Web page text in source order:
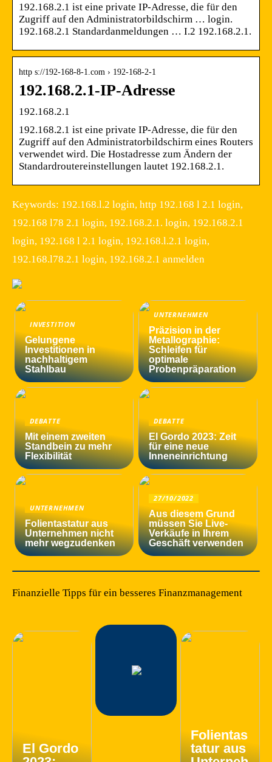
192.168.2.1 ist eine private IP-Adresse, die für den
Zugriff auf den Administratorbildschirm … login.
192.168.2.1 Standardanmeldungen … I.2 192.168.2.1.
http s://192-168-8-1.com › 192-168-2-1
192.168.2.1-IP-Adresse
192.168.2.1
192.168.2.1 ist eine private IP-Adresse, die für den
Zugriff auf den Administratorbildschirm eines Routers
verwendet wird. Die Hostadresse zum Ändern der
Standardroutereinstellungen lautet 192.168.2.1.
Keywords: 192.168.l.2 login, http 192.168 l 2.1 login,
192.168 l78 2.1 login, 192.168.2.1. login, 192.168.2.1
login, 192.168 l 2.1 login, 192.168.l.2.1 login,
192.168.l78.2.1 login, 192.168.2.1 anmelden
INVESTITION
Gelungene
Investitionen in
nachhaltigem
Stahlbau
UNTERNEHMEN
Präzision in der
Metallographie:
Schleifen für
optimale
Probenpräparation
DEBATTE
Mit einem zweiten
Standbein zu mehr
Flexibilität
DEBATTE
El Gordo 2023: Zeit
für eine neue
Inneneinrichtung
UNTERNEHMEN
Folientastatur aus
Unternehmen nicht
mehr wegzudenken
27/10/2022
Aus diesem Grund
müssen Sie Live-
Verkäufe in Ihrem
Geschäft verwenden
Finanzielle Tipps für ein besseres Finanzmanagement
El Gordo
Folientas
tatur aus